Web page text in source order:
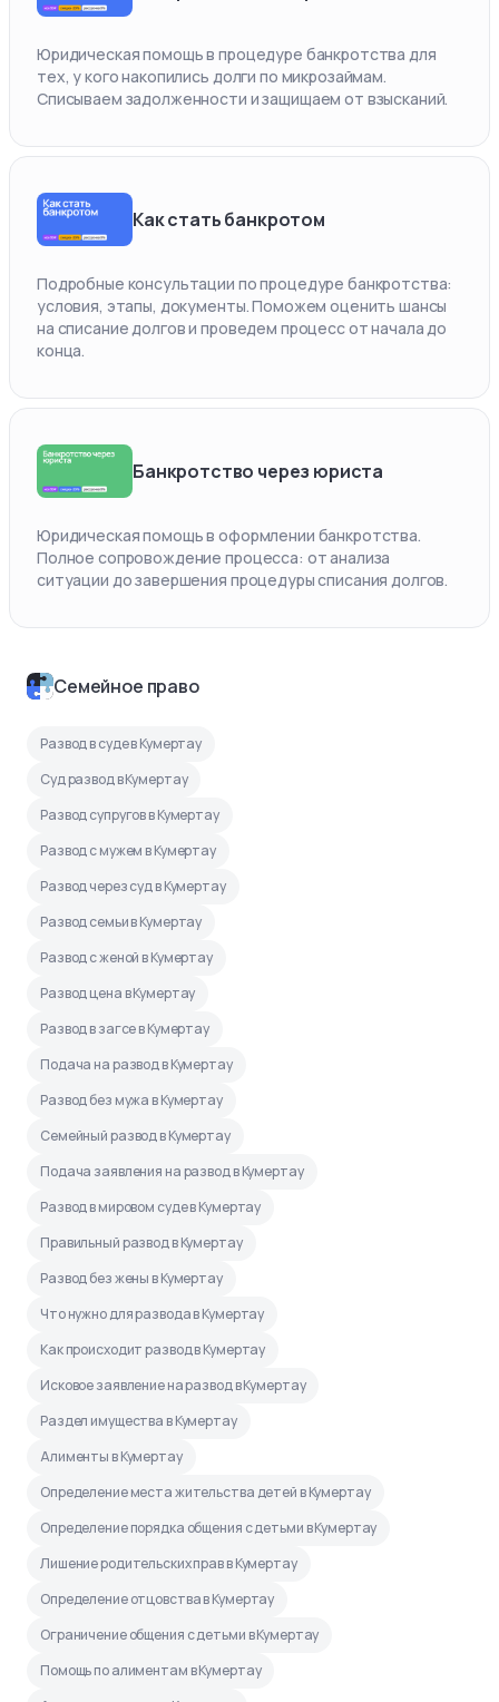
Юридическая помощь в процедуре банкротства для
тех, у кого накопились долги по микрозаймам.
Списываем задолженности и защищаем от взысканий.
Как стать банкротом
Подробные консультации по процедуре банкротства:
условия, этапы, документы. Поможем оценить шансы
на списание долгов и проведем процесс от начала до
конца.
Банкротство через юриста
Юридическая помощь в оформлении банкротства.
Полное сопровождение процесса: от анализа
ситуации до завершения процедуры списания долгов.
Семейное право
Развод в суде в Кумертау
Суд развод в Кумертау
Развод супругов в Кумертау
Развод с мужем в Кумертау
Развод через суд в Кумертау
Развод семьи в Кумертау
Развод с женой в Кумертау
Развод цена в Кумертау
Развод в загсе в Кумертау
Подача на развод в Кумертау
Развод без мужа в Кумертау
Семейный развод в Кумертау
Подача заявления на развод в Кумертау
Развод в мировом суде в Кумертау
Правильный развод в Кумертау
Развод без жены в Кумертау
Что нужно для развода в Кумертау
Как происходит развод в Кумертау
Исковое заявление на развод в Кумертау
Раздел имущества в Кумертау
Алименты в Кумертау
Определение места жительства детей в Кумертау
Определение порядка общения с детьми в Кумертау
Лишение родительских прав в Кумертау
Определение отцовства в Кумертау
Ограничение общения с детьми в Кумертау
Помощь по алиментам в Кумертау